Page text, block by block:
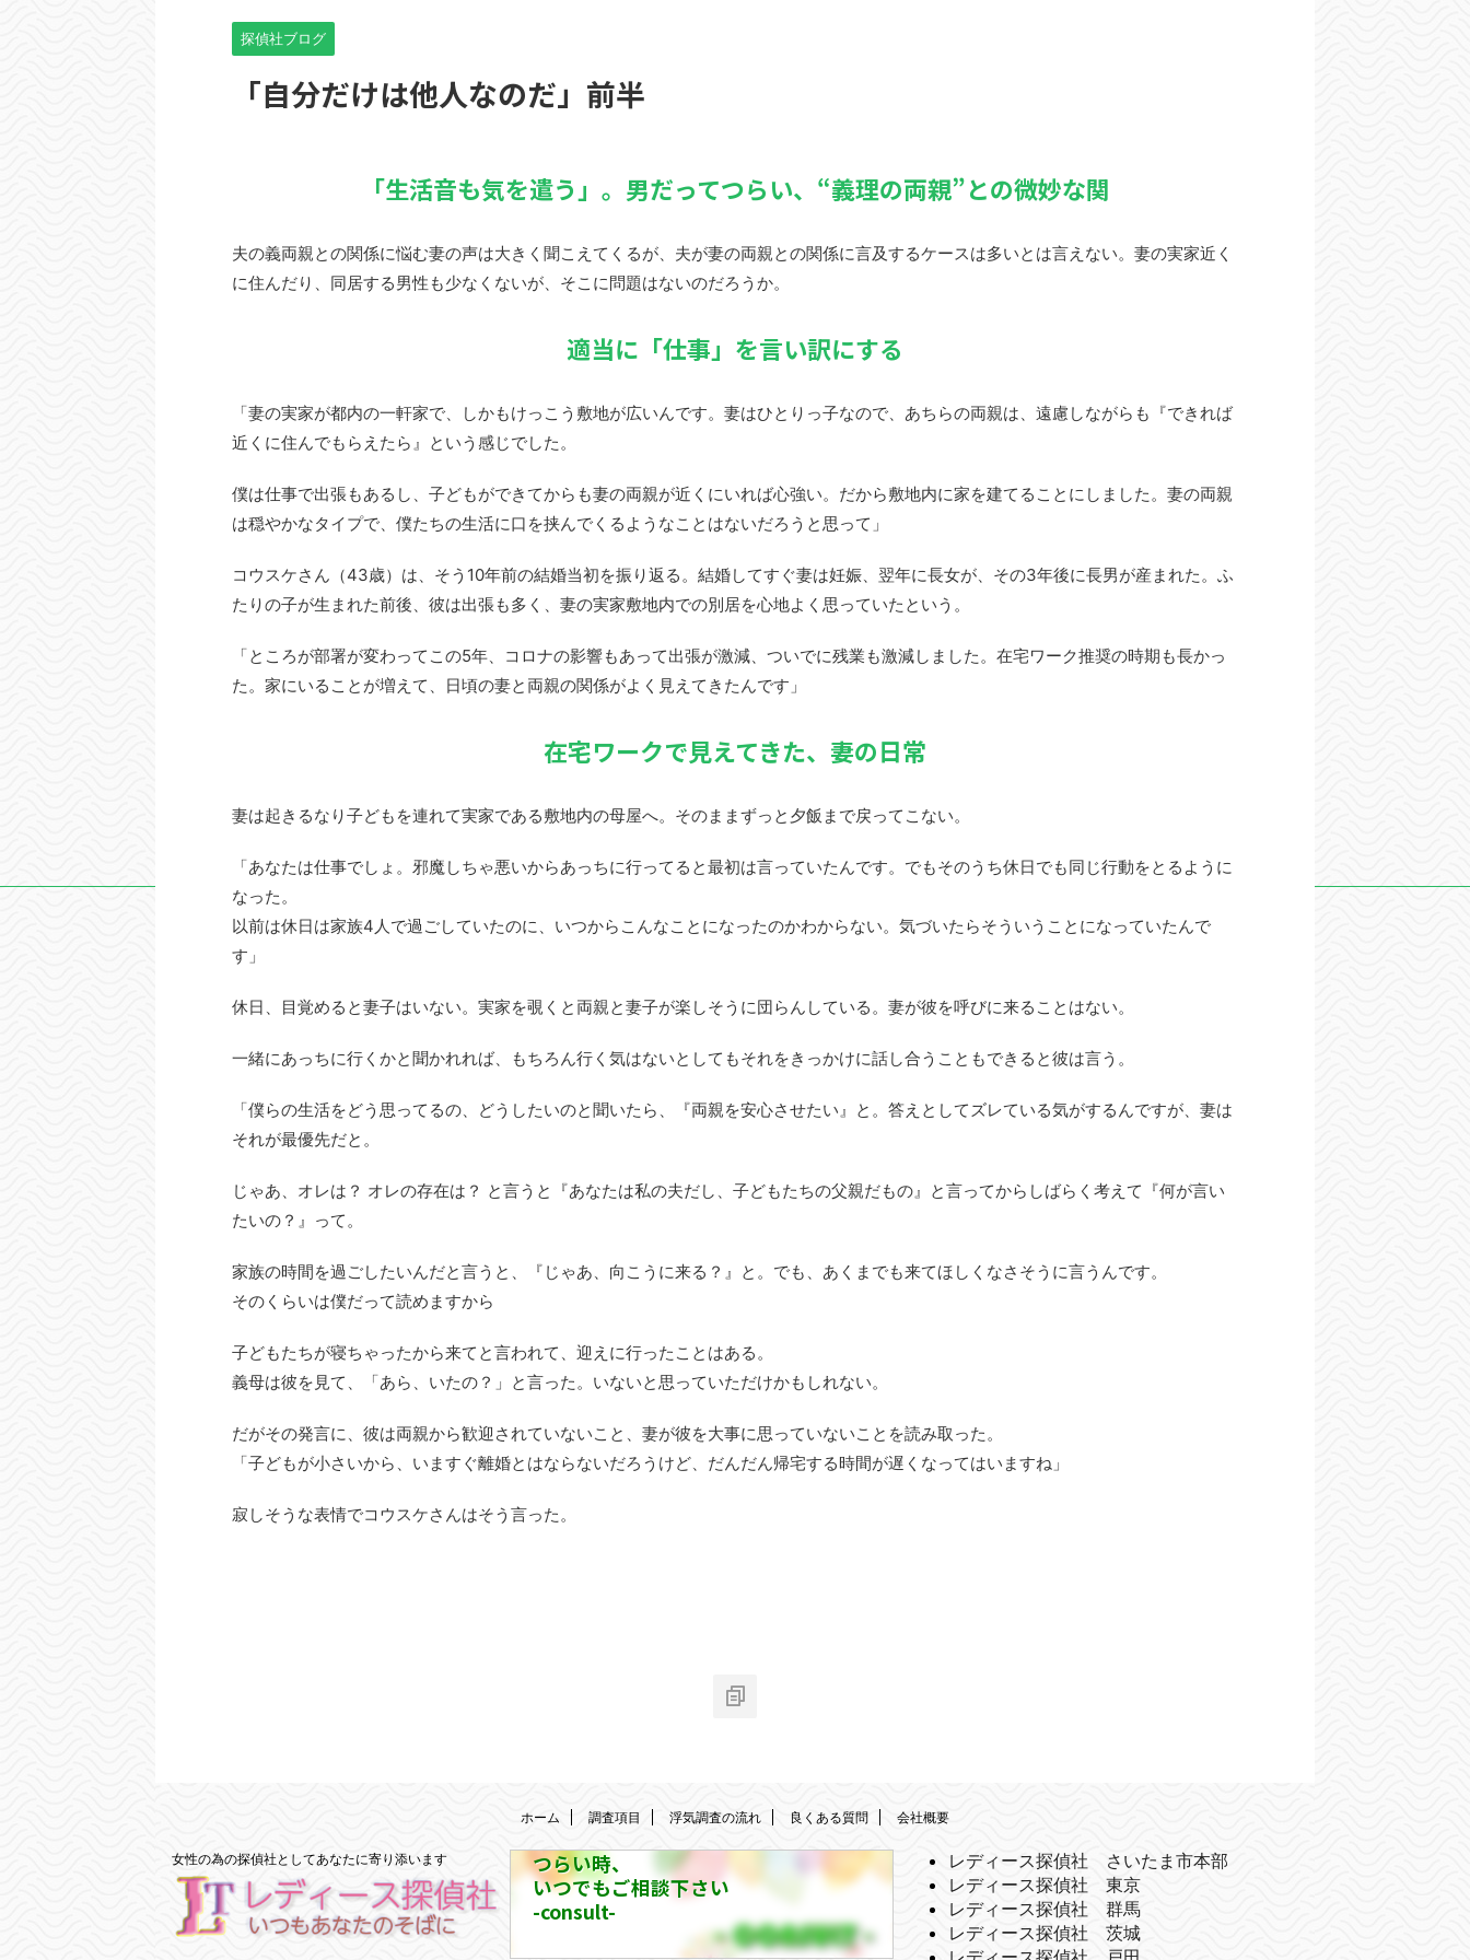
探偵社ブログ
「自分だけは他人なのだ」前半
「生活音も気を遣う」。男だってつらい、“義理の両親”との微妙な関
夫の義両親との関係に悩む妻の声は大きく聞こえてくるが、夫が妻の両親との関係に言及するケースは多いとは言えない。妻の実家近く
に住んだり、同居する男性も少なくないが、そこに問題はないのだろうか。
適当に「仕事」を言い訳にする
「妻の実家が都内の一軒家で、しかもけっこう敷地が広いんです。妻はひとりっ子なので、あちらの両親は、遠慮しながらも『できれば
近くに住んでもらえたら』という感じでした。
僕は仕事で出張もあるし、子どもができてからも妻の両親が近くにいれば心強い。だから敷地内に家を建てることにしました。妻の両親
は穏やかなタイプで、僕たちの生活に口を挟んでくるようなことはないだろうと思って」
コウスケさん（43歳）は、そう10年前の結婚当初を振り返る。結婚してすぐ妻は妊娠、翌年に長女が、その3年後に長男が産まれた。ふ
たりの子が生まれた前後、彼は出張も多く、妻の実家敷地内での別居を心地よく思っていたという。
「ところが部署が変わってこの5年、コロナの影響もあって出張が激減、ついでに残業も激減しました。在宅ワーク推奨の時期も長かっ
た。家にいることが増えて、日頃の妻と両親の関係がよく見えてきたんです」
在宅ワークで見えてきた、妻の日常
妻は起きるなり子どもを連れて実家である敷地内の母屋へ。そのままずっと夕飯まで戻ってこない。
「あなたは仕事でしょ。邪魔しちゃ悪いからあっちに行ってると最初は言っていたんです。でもそのうち休日でも同じ行動をとるように
なった。
以前は休日は家族4人で過ごしていたのに、いつからこんなことになったのかわからない。気づいたらそういうことになっていたんで
す」
休日、目覚めると妻子はいない。実家を覗くと両親と妻子が楽しそうに団らんしている。妻が彼を呼びに来ることはない。
一緒にあっちに行くかと聞かれれば、もちろん行く気はないとしてもそれをきっかけに話し合うこともできると彼は言う。
「僕らの生活をどう思ってるの、どうしたいのと聞いたら、『両親を安心させたい』と。答えとしてズレている気がするんですが、妻は
それが最優先だと。
じゃあ、オレは？ オレの存在は？ と言うと『あなたは私の夫だし、子どもたちの父親だもの』と言ってからしばらく考えて『何が言い
たいの？』って。
家族の時間を過ごしたいんだと言うと、『じゃあ、向こうに来る？』と。でも、あくまでも来てほしくなさそうに言うんです。
そのくらいは僕だって読めますから
子どもたちが寝ちゃったから来てと言われて、迎えに行ったことはある。
義母は彼を見て、「あら、いたの？」と言った。いないと思っていただけかもしれない。
だがその発言に、彼は両親から歓迎されていないこと、妻が彼を大事に思っていないことを読み取った。
「子どもが小さいから、いますぐ離婚とはならないだろうけど、だんだん帰宅する時間が遅くなってはいますね」
寂しそうな表情でコウスケさんはそう言った。
ホーム 調査項目 浮気調査の流れ 良くある質問 会社概要
つらい時、
いつでもご相談下さい
-consult-
レディース探偵社 さいたま市本部
レディース探偵社 東京
レディース探偵社 群馬
レディース探偵社 茨城
女性の為の探偵社としてあなたに寄り添います